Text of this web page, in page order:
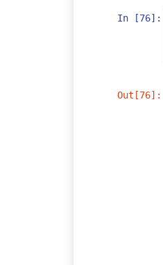
In [76]:
Out[76]: